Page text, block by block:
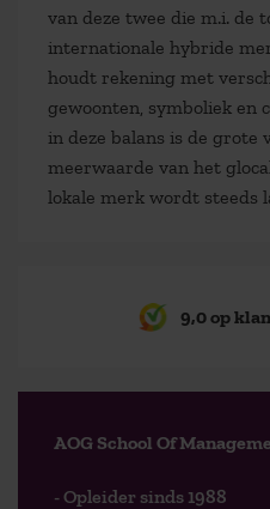
van deze twee die m.i. de
internationale hybride
houdt rekening met
gewoonten, symboliek en
in deze balans is de grote
meerwaarde van het
lokale merk wordt steeds
9,0 op
AOG School Of
- Opleider sinds 1988